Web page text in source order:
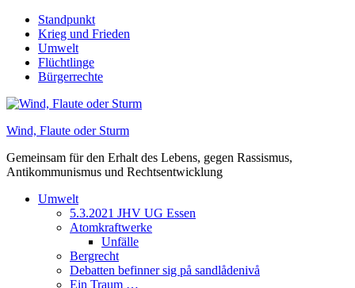
Skip
content
Standpunkt
Krieg und Frieden
Umwelt
Flüchtlinge
Bürgerrechte
Wind, Flaute oder Sturm
Gemeinsam für den Erhalt des Lebens, gegen Rassismus,
Antikommunismus und Rechtsentwicklung
Umwelt
5.3.2021 JHV UG Essen
Atomkraftwerke
Unfälle
Bergrecht
Debatten befinner sig på sandlådenivå
Ein Traum …